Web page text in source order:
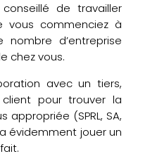
de travailler
vous commenciez à
d’entreprise
chez vous.
avec un tiers,
pour trouver la
(SPRL, SA,
évidemment jouer un